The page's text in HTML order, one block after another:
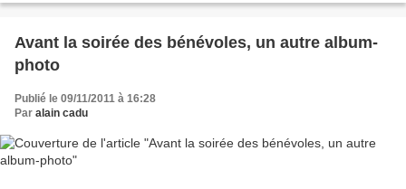
Avant la soirée des bénévoles, un autre album-
photo
Publié le 09/11/2011 à 16:28
Par alain cadu